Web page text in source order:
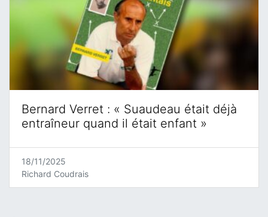
Bernard Verret : « Suaudeau était déjà
entraîneur quand il était enfant »
18/11/2025
Richard Coudrais